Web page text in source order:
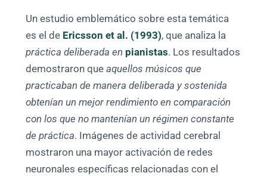
Un estudio emblemático sobre esta temática
es el de Ericsson et al. (1993), que analiza la
práctica deliberada en pianistas. Los resultados
demostraron queaquellos músicos que
practicaban de manera deliberada y sostenida
obtenían un mejor rendimiento en comparación
con los que no mantenían un régimen constante
de práctica. Imágenes de actividad cerebral
mostraron una mayor activación de redes
neuronales específicas relacionadas con el